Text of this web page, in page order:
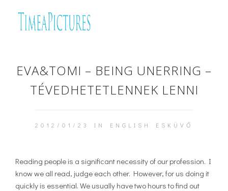
EVA&TOMI – BEING UNERRING –
TÉVEDHETETLENNEK LENNI
2012/01/23 IN ENGLISH ESKÜVŐ
Reading people is a significant necessity of our profession. I
know we all read, judge each other. However, for us doing it
quickly is essential. We usually have two hours to find out